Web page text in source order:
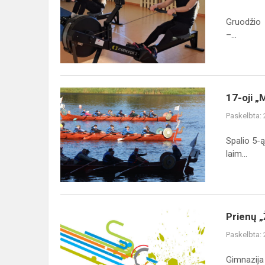
treniruokliais
varžybose
gimnazistai
b...
Gruodžio
–...
17-
oji
„Mokytojo
dienos
regata
2024
Mero
taurei
17-oji
Paskelbta:
Spalio 5-
laim...
„Žiburio“
gimnazija
Prienų
Paskelbta: